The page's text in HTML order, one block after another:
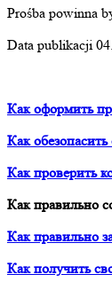
Prośba powinna
Data publikacji
Как оформить
Как
Как проверить
Как правильно
Как правильно
Как получить